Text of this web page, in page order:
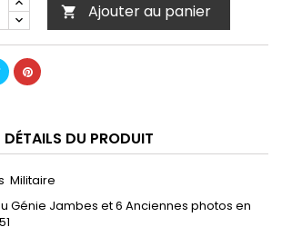
 Ajouter au panier
DÉTAILS DU PRODUIT
Militaire
Génie Jambes et 6 Anciennes photos en